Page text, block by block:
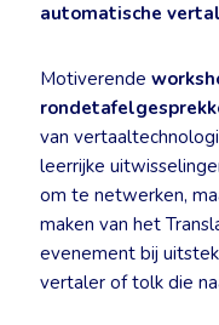
automatische
Motiverende
van
leerrijke
om te netwerken,
maken van het
evenement bij
vertaler of tolk die